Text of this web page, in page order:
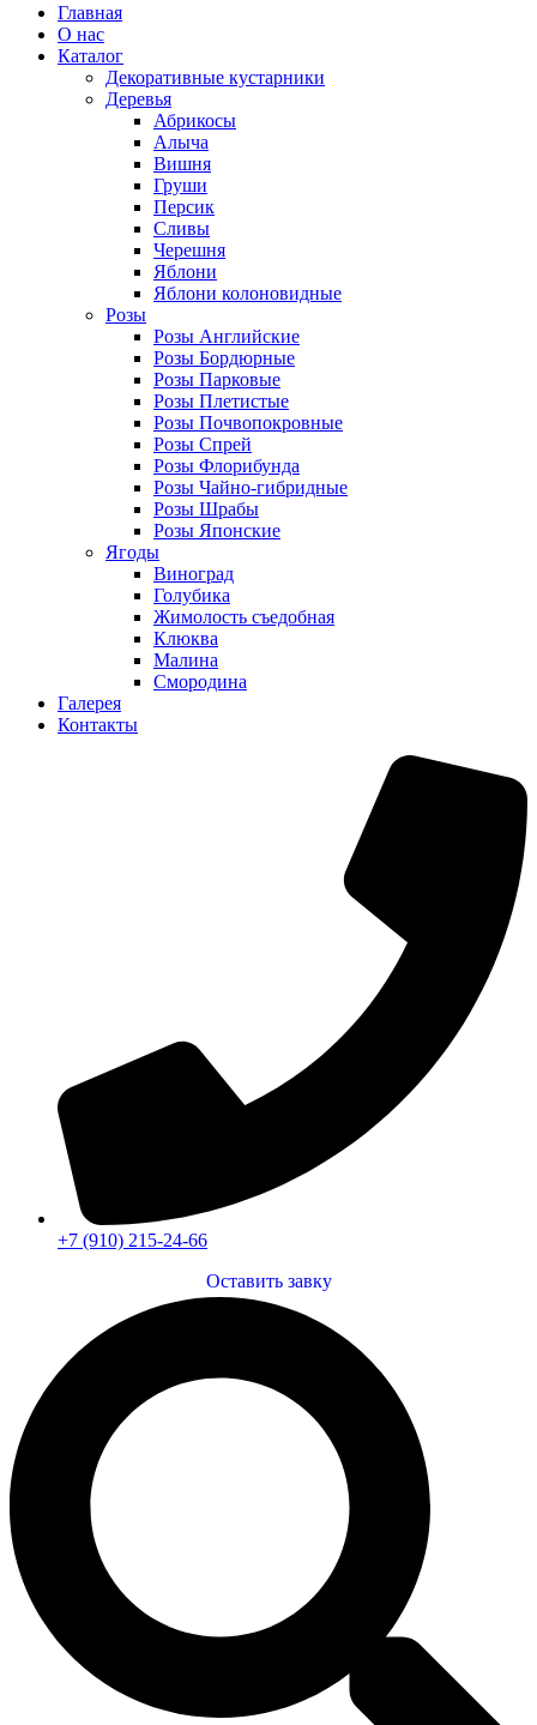
Главная
О нас
Каталог
Декоративные кустарники
Деревья
Абрикосы
Алыча
Вишня
Груши
Персик
Сливы
Черешня
Яблони
Яблони колоновидные
Розы
Розы Английские
Розы Бордюрные
Розы Парковые
Розы Плетистые
Розы Почвопокровные
Розы Спрей
Розы Флорибунда
Розы Чайно-гибридные
Розы Шрабы
Розы Японские
Ягоды
Виноград
Голубика
Жимолость съедобная
Клюква
Малина
Смородина
Галерея
Контакты
+7 (910) 215-24-66
Оставить завку